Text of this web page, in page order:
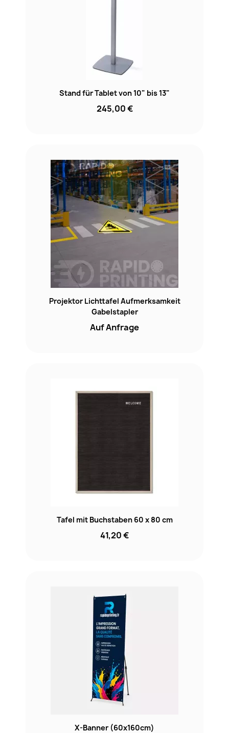
Stand für Tablet von 10" bis 13"
245,00 €
Projektor Lichttafel Aufmerksamkeit
Gabelstapler
Auf Anfrage
Tafel mit Buchstaben 60 x 80 cm
41,20 €
X-Banner (60x160cm)